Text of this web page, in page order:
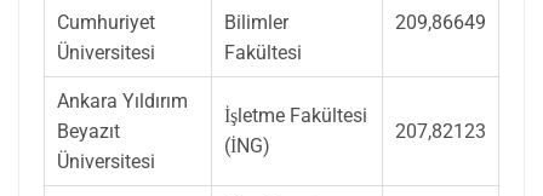
Cumhuriyet
Üniversitesi
Bilimler
Fakültesi
209,86649
Ankara Yıldırım
Beyazıt
Üniversitesi
İşletme Fakültesi
(İNG)
207,82123